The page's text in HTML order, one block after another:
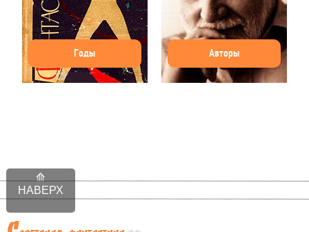
НАВЕРХ
Годы Авторы